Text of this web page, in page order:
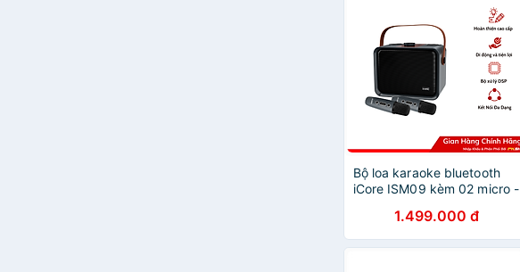
Bộ loa karaoke bluetooth
iCore ISM09 kèm 02 micro -
1.499.000 đ